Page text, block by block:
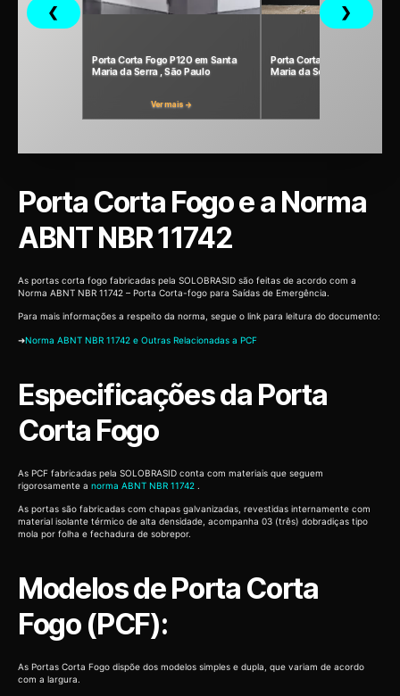
❮
Porta Corta Fogo P120 em Santa
Maria da Serra , São Paulo
Ver mais →
Porta Corta-Fogo P90 em
Maria da Serra, São Paulo
❯
Porta Corta Fogo e a Norma
ABNT NBR 11742
As portas corta fogo fabricadas pela SOLOBRASID são feitas de acordo com a
Norma ABNT NBR 11742 – Porta Corta-fogo para Saídas de Emergência.
Para mais informações a respeito da norma, segue o link para leitura do documento:
➜Norma ABNT NBR 11742 e Outras Relacionadas a PCF
Especificações da Porta
Corta Fogo
As PCF fabricadas pela SOLOBRASID conta com materiais que seguem
rigorosamente a norma ABNT NBR 11742 .
As portas são fabricadas com chapas galvanizadas, revestidas internamente com
material isolante térmico de alta densidade, acompanha 03 (três) dobradiças tipo
mola por folha e fechadura de sobrepor.
Modelos de Porta Corta
Fogo (PCF):
As Portas Corta Fogo dispõe dos modelos simples e dupla, que variam de acordo
com a largura.